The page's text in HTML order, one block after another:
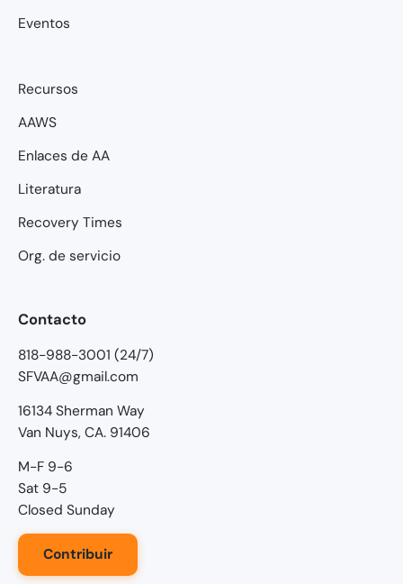
Eventos
Recursos
AAWS
Enlaces de AA
Literatura
Recovery Times
Org. de servicio
Contacto
818-988-3001 (24/7)
SFVAA@gmail.com
16134 Sherman Way
Van Nuys, CA. 91406
M-F 9-6
Sat 9-5
Closed Sunday
Contribuir